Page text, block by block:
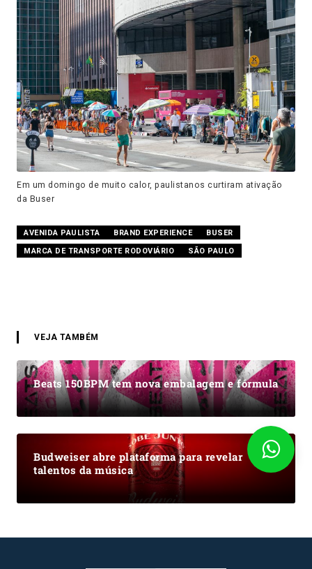
Em um domingo de muito calor, paulistanos curtiram ativação
da Buser
AVENIDA PAULISTA BRAND EXPERIENCE
BUSER
MARCA DE TRANSPORTE RODOVIÁRIO
SÃO PAULO
VEJA TAMBÉM
Beats 150BPM tem nova embalagem e fórmula
Budweiser abre plataforma para revelar
talentos da música